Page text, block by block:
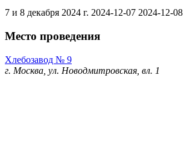
7 и 8 декабря 2024 г. 2024-12-07 2024-12-08
Место проведения
Хлебозавод № 9
г. Москва, ул. Новодмитровская, вл. 1